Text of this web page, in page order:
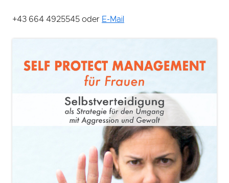
+43 664 4925545 oder E-Mail